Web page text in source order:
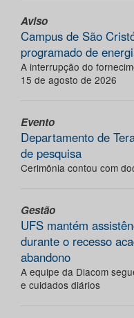
Aviso
Campus de São
programado de
A interrupção do
15 de agosto de 2026
Evento
Departamento de
de pesquisa
Cerimônia contou com
Gestão
UFS mantém
durante o recesso
abandono
A equipe da Diacom
e cuidados diários